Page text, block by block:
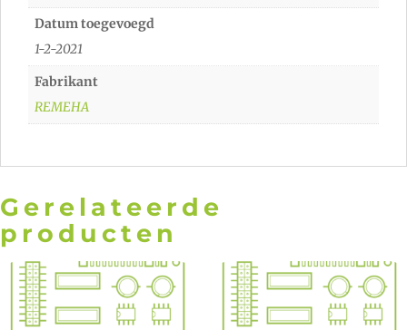
Datum toegevoegd
1-2-2021
Fabrikant
REMEHA
Gerelateerde
producten